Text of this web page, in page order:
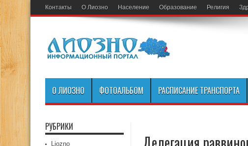
Контакты О Лиозно Население Образование Религия
О ЛИОЗНО ФОТОАЛЬБОМ РАСПИСАНИЕ ТРАНСПОРТА
РУБРИКИ
Liozno